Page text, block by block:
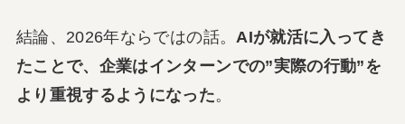
結論、2026年ならではの話。 AIが就活に入ってき
たことで、企業はインターンでの”実際の行動”を
より重視するようになった。